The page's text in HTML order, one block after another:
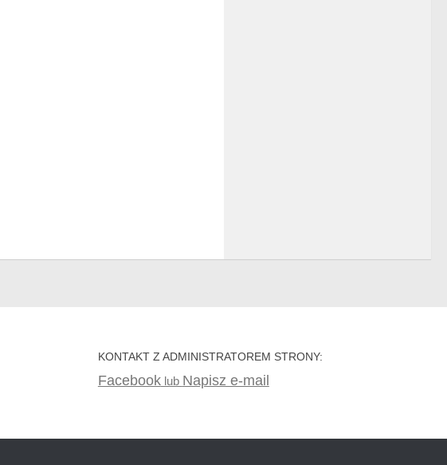
KONTAKT Z ADMINISTRATOREM STRONY:
Facebooklub Napisz e-mail